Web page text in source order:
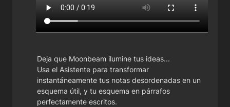
Deja que Moonbeam ilumine tus ideas...
Usa el Asistente para transformar
instantáneamente tus notas desordenadas en un
esquema útil, y tu esquema en párrafos
perfectamente escritos.